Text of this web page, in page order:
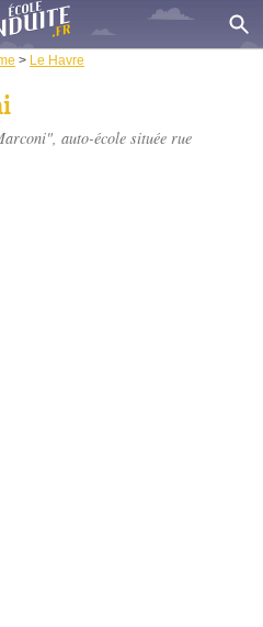
> Le Havre
auto-école située rue